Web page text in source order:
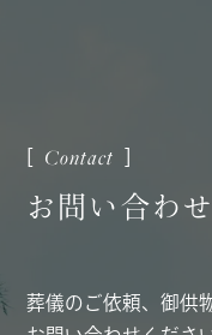
お 問 い 合わ せ
葬儀のご依頼、御供